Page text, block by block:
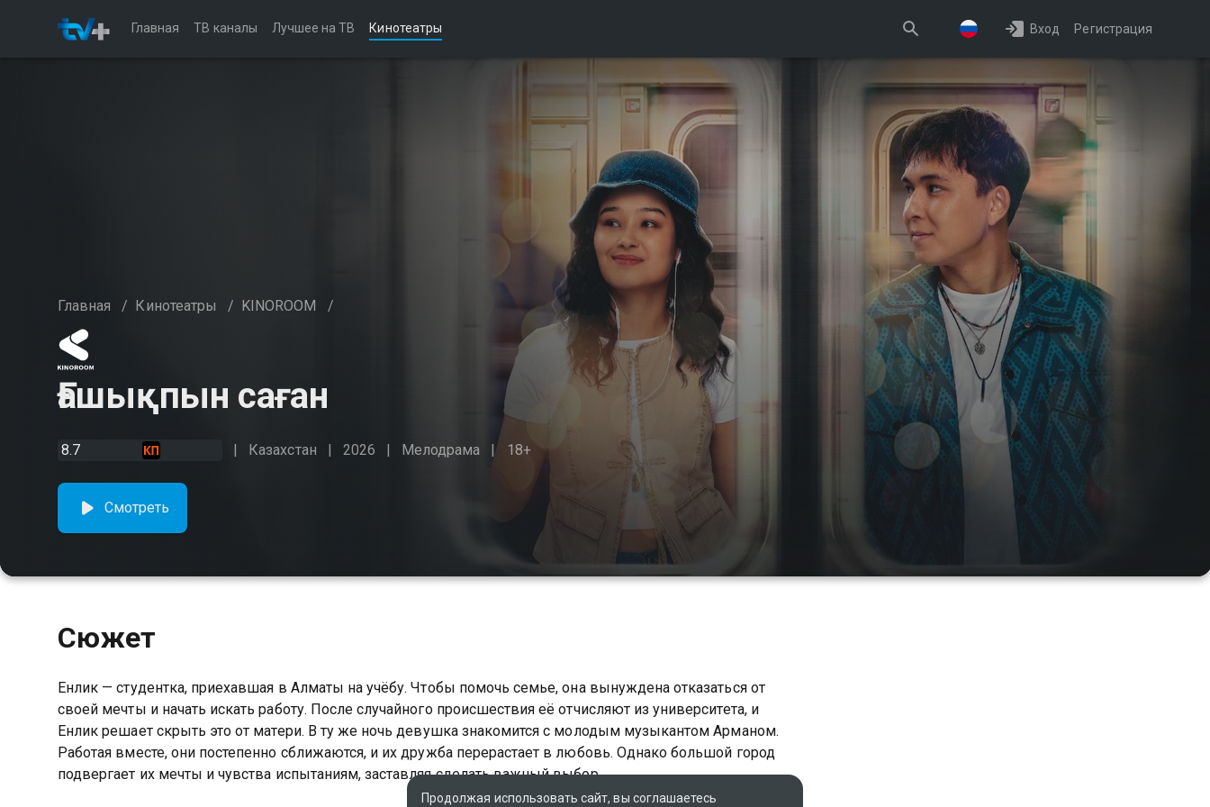
Главная ТВ каналы Лучшее на ТВ Кинотеатры Вход Регистрация
Главная / Кинотеатры / KINOROOM /
Ғашықпын саған
8.7 Казахстан 2026 Мелодрама 18+
Смотреть
Сюжет
Енлик — студентка, приехавшая в Алматы на учёбу. Чтобы помочь семье, она вынуждена отказаться от
своей мечты и начать искать работу. После случайного происшествия её отчисляют из университета, и
Енлик решает скрыть это от матери. В ту же ночь девушка знакомится с молодым музыкантом Арманом.
Работая вместе, они постепенно сближаются, и их дружба перерастает в любовь. Однако большой город
подвергает их мечты и чувства испытаниям, заставляя сделать важный выбор.
Продолжая использовать сайт, вы соглашаетесь